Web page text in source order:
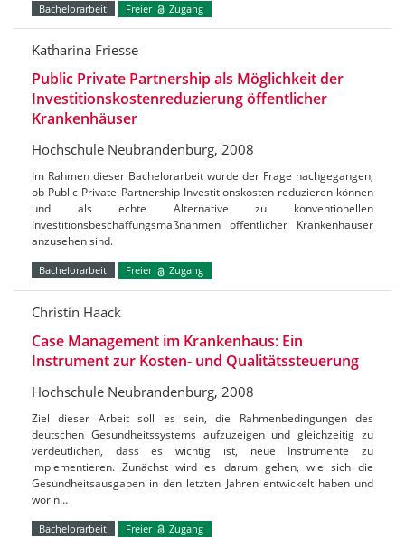
Bachelorarbeit Freier Zugang
Katharina Friesse
Public Private Partnership als Möglichkeit der
Investitionskostenreduzierung öffentlicher
Krankenhäuser
Hochschule Neubrandenburg, 2008
Im Rahmen dieser Bachelorarbeit wurde der Frage nachgegangen,
ob Public Private Partnership Investitionskosten reduzieren können
und als echte Alternative zu konventionellen
Investitionsbeschaffungsmaßnahmen öffentlicher Krankenhäuser
anzusehen sind.
Bachelorarbeit Freier Zugang
Christin Haack
Case Management im Krankenhaus: Ein
Instrument zur Kosten- und Qualitätssteuerung
Hochschule Neubrandenburg, 2008
Ziel dieser Arbeit soll es sein, die Rahmenbedingungen des
deutschen Gesundheitssystems aufzuzeigen und gleichzeitig zu
verdeutlichen, dass es wichtig ist, neue Instrumente zu
implementieren. Zunächst wird es darum gehen, wie sich die
Gesundheitsausgaben in den letzten Jahren entwickelt haben und
worin…
Bachelorarbeit Freier Zugang